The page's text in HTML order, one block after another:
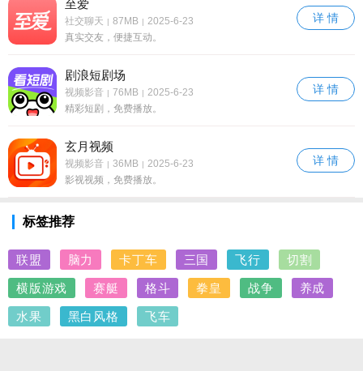
至爱
社交聊天 | 87MB | 2025-6-23
真实交友，便捷互动。
详 情
剧浪短剧场
视频影音 | 76MB | 2025-6-23
精彩短剧，免费播放。
详 情
玄月视频
视频影音 | 36MB | 2025-6-23
影视视频，免费播放。
详 情
标签推荐
联盟 脑力 卡丁车 三国 飞行 切割
横版游戏 赛艇 格斗 拳皇 战争 养成
水果 黑白风格 飞车